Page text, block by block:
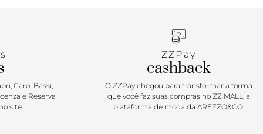
Carol Bassi,
e Reserva
site
ZZPay
cashback
O ZZPay chegou para transformar a forma
que você faz suas compras no ZZ MALL, a
plataforma de moda da AREZZO&CO.